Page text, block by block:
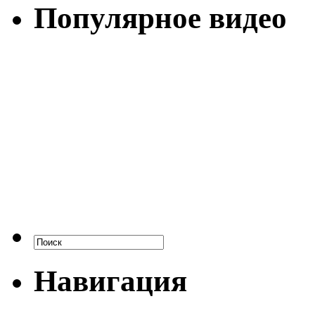
Популярное видео
Навигация